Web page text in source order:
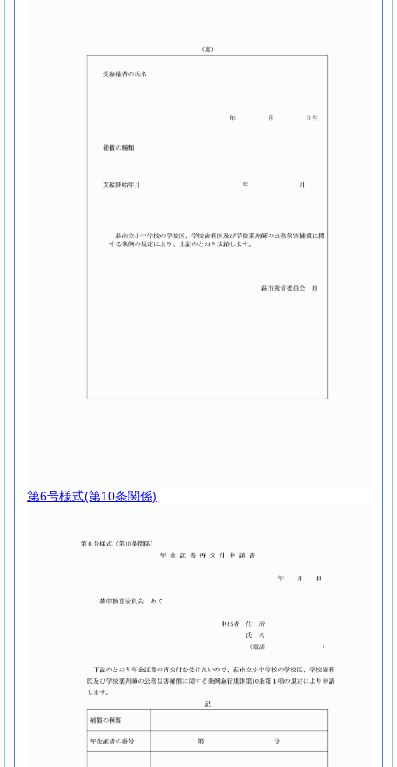
第6号様式(第10条関係)